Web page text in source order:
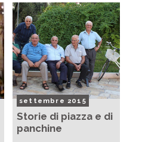
settembre 2015
Storie di piazza e di
panchine